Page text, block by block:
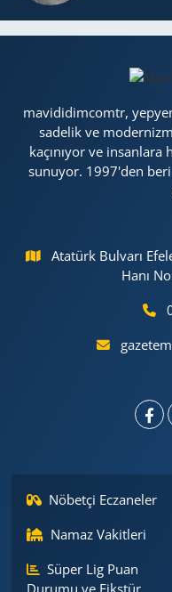
mavididimcomtr,
sadelik ve
kaçınıyor ve
sunuyor. 1997'den beri
Atatürk Bulvarı
Hanı
Nöbetçi Eczaneler
Namaz Vakitleri
Süper Lig Puan